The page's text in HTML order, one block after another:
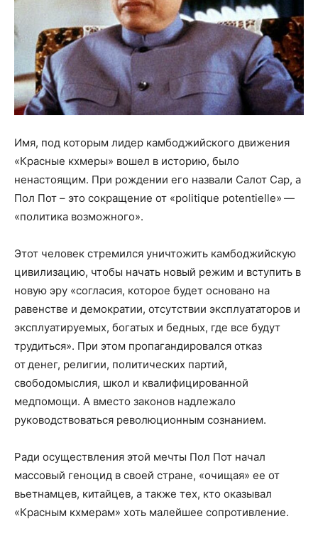
Имя, под которым лидер камбоджийского движения
«Красные кхмеры» вошел в историю, было
ненастоящим. При рождении его назвали Салот Сар, а
Пол Пот – это сокращение от «politique potentielle» —
«политика возможного».
Этот человек стремился уничтожить камбоджийскую
цивилизацию, чтобы начать новый режим и вступить в
новую эру «согласия, которое будет основано на
равенстве и демократии, отсутствии эксплуататоров и
эксплуатируемых, богатых и бедных, где все будут
трудиться». При этом пропагандировался отказ
от денег, религии, политических партий,
свободомыслия, школ и квалифицированной
медпомощи. А вместо законов надлежало
руководствоваться революционным сознанием.
Ради осуществления этой мечты Пол Пот начал
массовый геноцид в своей стране, «очищая» ее от
вьетнамцев, китайцев, а также тех, кто оказывал
«Красным кхмерам» хоть малейшее сопротивление.